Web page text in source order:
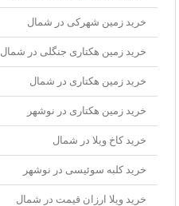
خرید زمین شهرکی در شمال
خرید زمین هکتاری جنگلی در شمال
خرید زمین هکتاری در شمال
خرید زمین هکتاری در نوشهر
خرید کاخ ویلا در شمال
خرید کلبه سوئیسی در نوشهر
خرید ویلا ارزان قیمت در شمال